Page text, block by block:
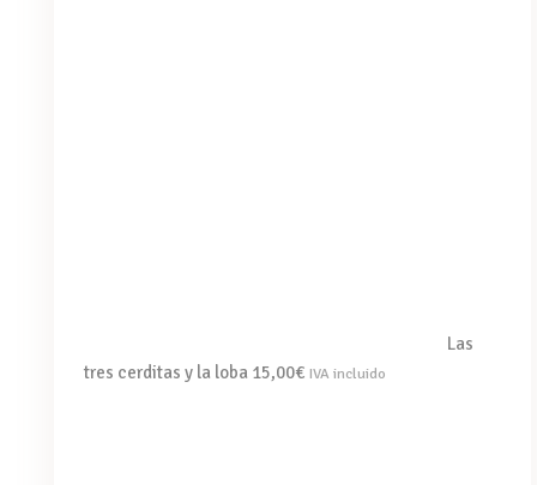
Las
tres cerditas y la loba 15,00€ IVA incluido